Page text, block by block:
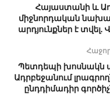
Հայաստանի և
միջնորդական
արդյունքներ է
Պետդեպի խոսնակն
Ադրբեջանում
ընդդիմադիր